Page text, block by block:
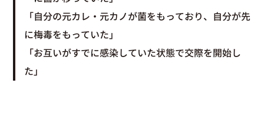
「自分の元カレ・元カノが菌をもっており、自分が先
に梅毒をもっていた」
「お互いがすでに感染していた状態で交際を開始し
た」